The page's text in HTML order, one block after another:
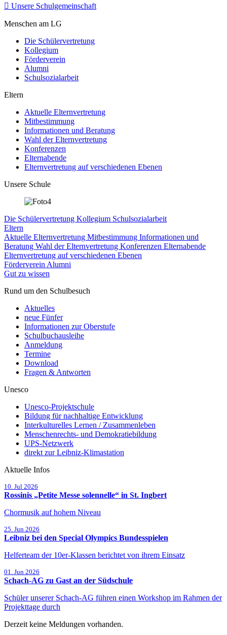
Unsere Schulgemeinschaft
Menschen am LG
Die Schülervertretung
Kollegium
Förderverein
Alumni
Schulsozialarbeit
Eltern
Aktuelle Elternvertretung
Mitbestimmung
Informationen und Beratung
Wahl der Elternvertretung
Konferenzen
Elternabende
Elternvertretung auf verschiedenen Ebenen
Unsere Schule
Die Schülervertretung Kollegium Schulsozialarbeit
Eltern
Aktuelle Elternvertretung Mitbestimmung Informationen und
Beratung Wahl der Elternvertretung Konferenzen Elternabende
Elternvertretung auf verschiedenen Ebenen
Förderverein Alumni
Gut zu wissen
Rund um den Schulbesuch
Aktuelles
neue Fünfer
Informationen zur Oberstufe
Schulbuchausleihe
Anmeldung
Termine
Download
Fragen & Antworten
Unesco
Unesco-Projektschule
Bildung für nachhaltige Entwicklung
Interkulturelles Lernen / Zusammenleben
Menschenrechts- und Demokratiebildung
UPS-Netzwerk
direkt zur Leibniz-Klimastation
Aktuelle Infos
Beginn:
10. Jul 2026
Rossinis „Petite Messe solennelle“ in St. Ingbert
Chormusik auf hohem Niveau
Beginn:
25. Jun 2026
Leibniz bei den Special Olympics Bundesspielen
Helferteam der 10er-Klassen berichtet von ihrem Einsatz
Beginn:
01. Jun 2026
Schach-AG zu Gast an der Südschule
Schüler unserer Schach-AG führen einen Workshop im Rahmen der
Projekttage durch
Derzeit keine Meldungen vorhanden.